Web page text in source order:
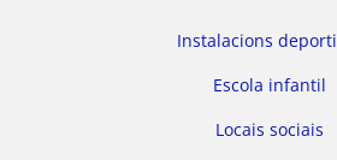
Instalacions
Escola infantil
Locais sociais